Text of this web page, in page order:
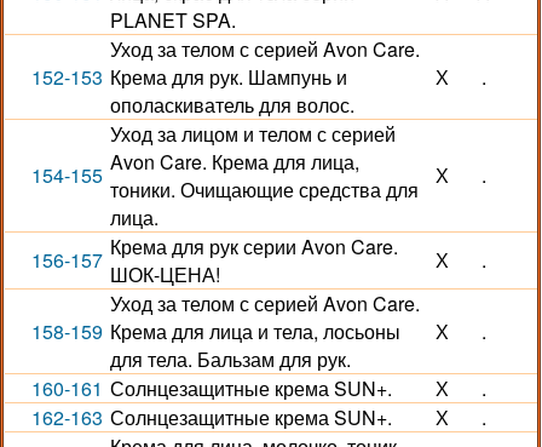
PLANET SPA.
152-153
Уход за телом с серией Avon Care.
Крема для рук. Шампунь и
ополаскиватель для волос.
Х .
154-155
Уход за лицом и телом с серией
Avon Care. Крема для лица,
тоники. Очищающие средства для
лица.
Х .
156-157 Крема для рук серии Avon Care.
ШОК-ЦЕНА!
Х .
158-159
Уход за телом с серией Avon Care.
Крема для лица и тела, лосьоны
для тела. Бальзам для рук.
Х .
160-161 Солнцезащитные крема SUN+. Х
.
162-163 Солнцезащитные крема SUN+. Х
.